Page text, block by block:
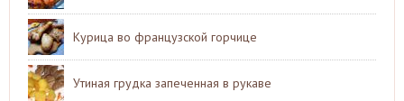
Курица во французской горчице
Утиная грудка запеченная в рукаве